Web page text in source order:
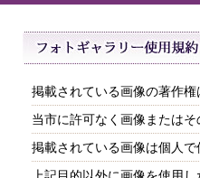
掲載されている画像の著作権
当市に許可なく画像または
掲載されている画像は個人で